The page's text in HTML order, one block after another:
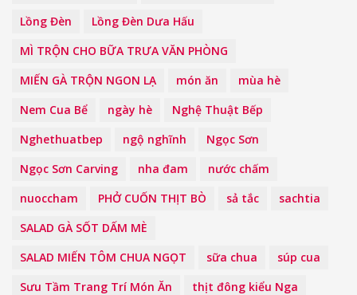
Lồng Đèn
Lồng Đèn Dưa Hấu
MÌ TRỘN CHO BỮA TRƯA VĂN PHÒNG
MIẾN GÀ TRỘN NGON LẠ
món ăn
mùa hè
Nem Cua Bể
ngày hè
Nghệ Thuật Bếp
Nghethuatbep
ngộ nghĩnh
Ngọc Sơn
Ngọc Sơn Carving
nha đam
nước chấm
nuoccham
PHỞ CUỐN THỊT BÒ sả tắc
sachtia
SALAD GÀ SỐT DẤM MÈ
SALAD MIẾN TÔM CHUA NGỌT
sữa chua
súp cua
Sưu Tầm Trang Trí Món Ăn
thịt đông kiểu Nga